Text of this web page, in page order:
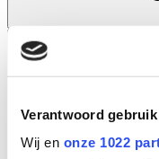
Verantwoord
Wij en onze 1022